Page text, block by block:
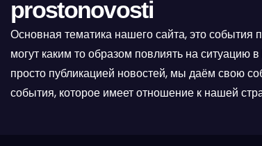
prostonovosti
Основная тематика нашего сайта, это события
могут каким то образом повлиять на ситуацию
просто публикацией новостей, мы даём свою
события, которое имеет отношение к нашей